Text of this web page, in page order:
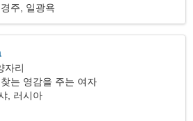
주, 일광욕
자리
는 영감을 주는 여자
, 러시아